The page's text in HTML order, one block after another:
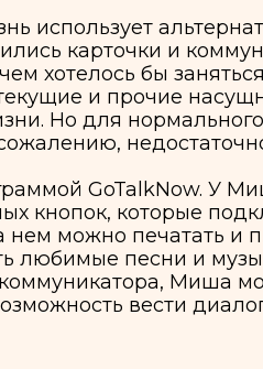
У Мишани не
подключаются к
печатать и писать
песни и музыкальные
Миша может
вести диалог для него
Назад